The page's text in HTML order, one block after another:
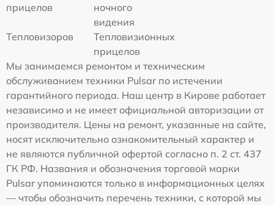
прицелов
ночного
видения
Тепловизоров
Тепловизионных
прицелов
Мы занимаемся ремонтом и техническим
обслуживанием техники Pulsar по истечении
гарантийного периода. Наш центр в Кирове работает
независимо и не имеет официальной авторизации от
производителя. Цены на ремонт, указанные на сайте,
носят исключительно ознакомительный характер и
не являются публичной офертой согласно п. 2 ст. 437
ГК РФ. Названия и обозначения торговой марки
Pulsar упоминаются только в информационных целях
— чтобы обозначить перечень техники, с которой мы